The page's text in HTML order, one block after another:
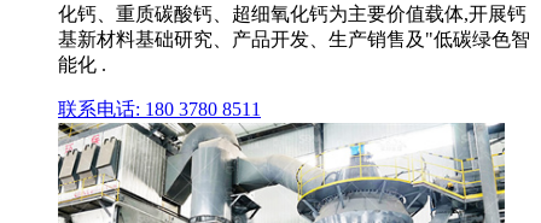
化钙、重质碳酸钙、超细氧化钙为主要价值载体,开展钙
基新材料基础研究、产品开发、生产销售及"低碳绿色智
能化 .
联系电话: 180 3780 8511